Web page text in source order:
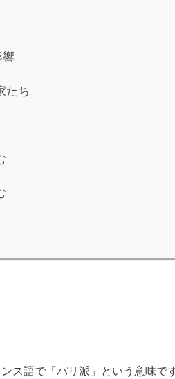
たち
ス語で「パリ派」という意味で